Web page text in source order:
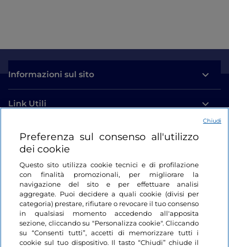
Informazioni sul sito
Link Utili
Login
Restiamo in contatto
Preferenza sul consenso all'utilizzo
dei cookie
Questo sito utilizza cookie tecnici e di profilazione
con finalità promozionali, per migliorare la
navigazione del sito e per effettuare analisi
aggregate. Puoi decidere a quali cookie (divisi per
categoria) prestare, rifiutare o revocare il tuo consenso
in qualsiasi momento accedendo all'apposita
sezione, cliccando su "Personalizza cookie". Cliccando
su “Consenti tutti”, accetti di memorizzare tutti i
cookie sul tuo dispositivo. Il tasto “Chiudi” chiude il
Chiudi